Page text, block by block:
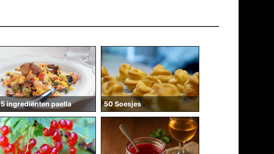
5 ingrediënten paella
50 Soesjes